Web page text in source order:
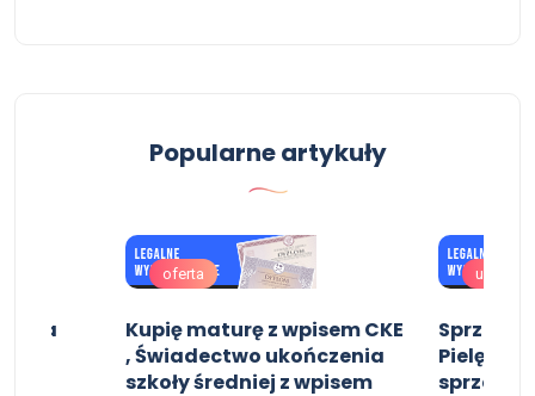
Popularne artykuły
oferta
Kupię maturę z wpisem CKE
, Świadectwo ukończenia
szkoły średniej z wpisem
uslugi